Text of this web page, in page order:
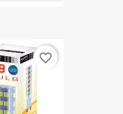
favorite_border